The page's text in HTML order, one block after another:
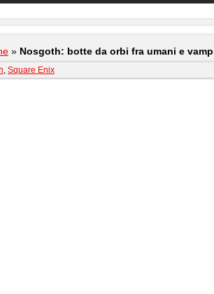
» Nosgoth: botte da orbi fra umani e
, Square Enix